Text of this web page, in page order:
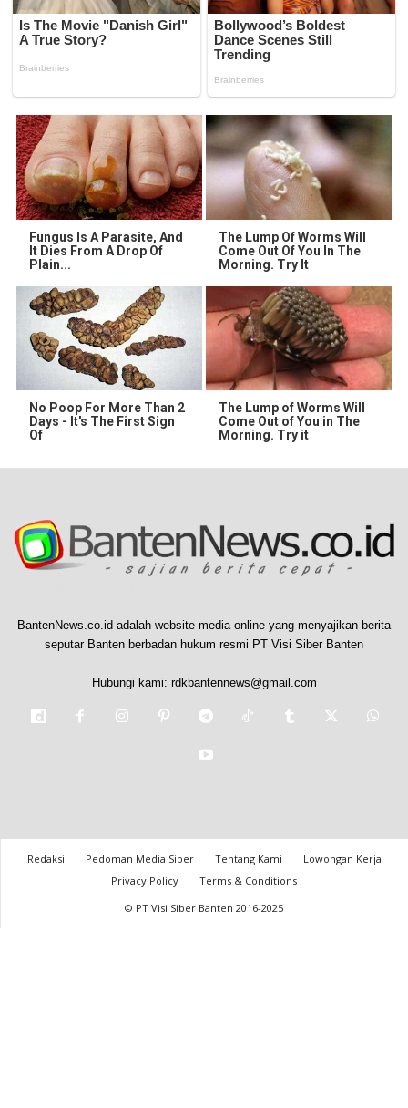
Fungus Is A Parasite, And
It Dies From A Drop Of
Plain...
The Lump Of Worms Will
Come Out Of You In The
Morning. Try It
No Poop For More Than 2
Days - It's The First Sign
Of
The Lump of Worms Will
Come Out of You in The
Morning. Try it
BantenNews.co.id adalah website media online yang menyajikan berita
seputar Banten berbadan hukum resmi PT Visi Siber Banten
Hubungi kami: rdkbantennews@gmail.com
Redaksi Pedoman Media Siber Tentang Kami
Lowongan Kerja
Privacy Policy
Terms & Conditions
© PT Visi Siber Banten 2016-2025